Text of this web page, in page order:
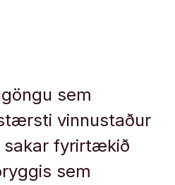
sem
vinnustaður
sakar fyrirtækið
sem